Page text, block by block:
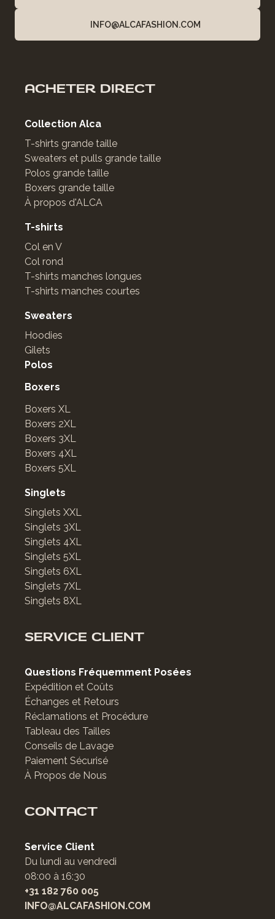
INFO@ALCAFASHION.COM
ACHETER DIRECT
Collection Alca
T-shirts grande taille
Sweaters et pulls grande taille
Polos grande taille
Boxers grande taille
À propos d'ALCA
T-shirts
Col en V
Col rond
T-shirts manches longues
T-shirts manches courtes
Sweaters
Hoodies
Gilets
Polos
Boxers
Boxers XL
Boxers 2XL
Boxers 3XL
Boxers 4XL
Boxers 5XL
Singlets
Singlets XXL
Singlets 3XL
Singlets 4XL
Singlets 5XL
Singlets 6XL
Singlets 7XL
Singlets 8XL
SERVICE CLIENT
Questions Fréquemment Posées
Expédition et Coûts
Échanges et Retours
Réclamations et Procédure
Tableau des Tailles
Conseils de Lavage
Paiement Sécurisé
À Propos de Nous
CONTACT
Service Client
Du lundi au vendredi
08:00 à 16:30
+31 182 760 005
INFO@ALCAFASHION.COM